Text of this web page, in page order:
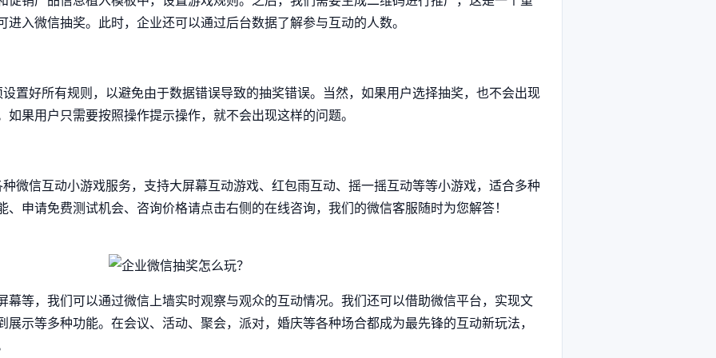
入微信抽奖。此时，企业还可以通过后台数据了解参与互动的人数。
好所有规则，以避免由于数据错误导致的抽奖错误。当然，如果用户选择抽奖，也不会出现
果用户只需要按照操作提示操作，就不会出现这样的问题。
信互动小游戏服务，支持大屏幕互动游戏、红包雨互动、摇一摇互动等等小游戏，适合多种
申请免费测试机会、咨询价格请点击右侧的在线咨询，我们的微信客服随时为您解答！
幕等，我们可以通过微信上墙实时观察与观众的互动情况。我们还可以借助微信平台，实现文
示等多种功能。在会议、活动、聚会，派对，婚庆等各种场合都成为最先锋的互动新玩法，